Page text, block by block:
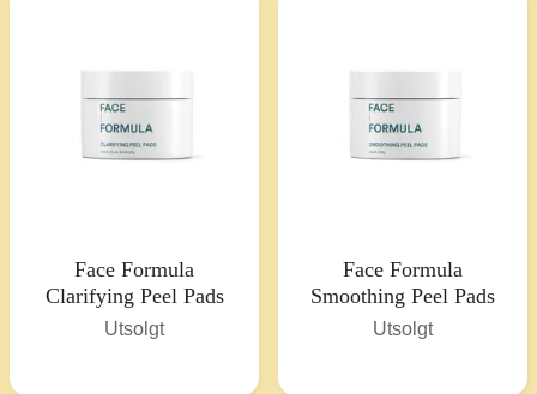
Face Formula
Clarifying Peel Pads
Utsolgt
Face Formula
Smoothing Peel Pads
Utsolgt